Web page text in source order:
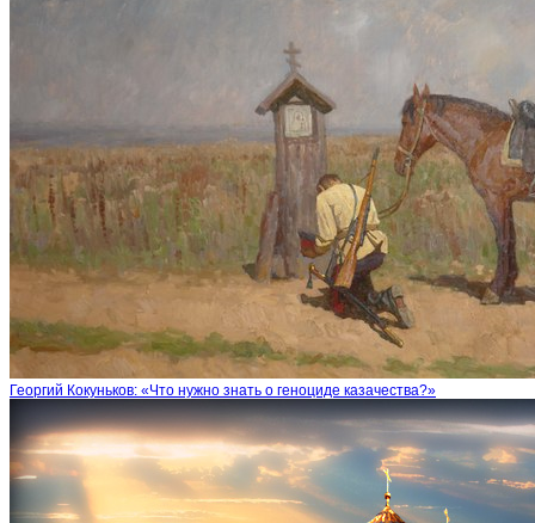
Георгий Кокуньков: «Что нужно знать о геноциде казачества?»